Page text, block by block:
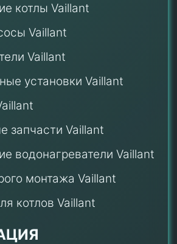
котлы Vaillant
Vaillant
Vaillant
установки Vaillant
запчасти Vaillant
водонагреватели Vaillant
монтажа Vaillant
котлов Vaillant